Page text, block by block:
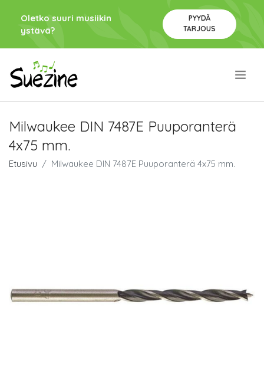
Oletko suuri musiikin
ystävä?
PYYDÄ
TARJOUS
Milwaukee DIN 7487E Puuporanterä
4x75 mm.
Etusivu Milwaukee DIN 7487E Puuporanterä 4x75 mm.